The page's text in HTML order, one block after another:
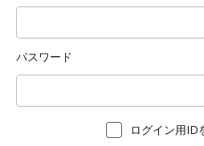
パスワード
ログイン用ID